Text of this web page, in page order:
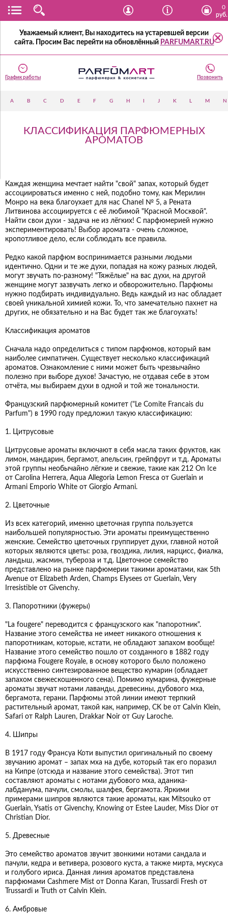
0
руб.
Уважаемый клиент, Вы находитесь на устаревшей версии
сайта. Просим Вас перейти на обновлённый PARFUMART.RU
График работы Позвонить
A B C D E F G H J K L M N
КЛАССИФИКАЦИЯ ПАРФЮМЕРНЫХ
АРОМАТОВ
Каждая женщина мечтает найти "свой" запах, который будет
ассоциироваться именно с ней, подобно тому, как Мерилин
Монро на века благоухает для нас Chanel № 5, а Рената
Литвинова ассоциируется с её любимой "Красной Москвой".
Найти свои духи - задача не из лёгких! С парфюмерией нужно
экспериментировать! Выбор аромата - очень сложное,
кропотливое дело, если соблюдать все правила.
Редко какой парфюм воспринимается разными людьми
идентично. Одни и те же духи, попадая на кожу разных людей,
могут звучать по-разному! "Тяжёлые" на вас духи, на другой
женщине могут зазвучать легко и обворожительно. Парфюмы
нужно подбирать индивидуально. Ведь каждый из нас обладает
своей уникальной химией кожи. То, что замечательно пахнет на
других, не обязательно и на Вас будет так же благоухать!
Классификация ароматов
Сначала надо определиться с типом парфюмов, который вам
наиболее симпатичен. Существует несколько классификаций
ароматов. Ознакомление с ними может быть чрезвычайно
полезно при выборе духов! Зачастую, не отдавая себе в этом
отчёта, мы выбираем духи в одной и той же тональности.
Французский парфюмерный комитет ("Le Comite Francais du
Parfum") в 1990 году предложил такую классификацию:
1. Цитрусовые
Цитрусовые ароматы включают в себя масла таких фруктов, как
лимон, мандарин, бергамот, апельсин, грейпфрут и т.д. Ароматы
этой группы необычайно лёгкие и свежие, такие как 212 On Ice
от Carolina Herrera, Aqua Allegoria Lemon Fresca от Guerlain и
Armani Emporio White от Giorgio Armani.
2. Цветочные
Из всех категорий, именно цветочная группа пользуется
наибольшей популярностью. Эти ароматы преимущественно
женские. Семейство цветочных группирует духи, главной нотой
которых являются цветы: роза, гвоздика, лилия, нарцисс, фиалка,
ландыш, жасмин, тубероза и т.д. Цветочное семейство
представлено на рынке парфюмерии такими ароматами, как 5th
Avenue от Elizabeth Arden, Champs Elysees от Guerlain, Very
Irresistible от Givenchy.
3. Папоротники (фужеры)
"La fougere" переводится с французского как "папоротник".
Название этого семейства не имеет никакого отношения к
папоротникам, которые, кстати, не обладают запахом вообще!
Название этого семейство пошло от созданного в 1882 году
парфюма Fougere Royale, в основу которого было положено
искусственно синтезированное вещество кумарин (обладает
запахом свежескошенного сена). Помимо кумарина, фужерные
ароматы звучат нотами лаванды, древесины, дубового мха,
бергамота, герани. Парфюмы этой линии имеют терпкий
растительный аромат, такой как, например, CK be от Calvin Klein,
Safari от Ralph Lauren, Drakkar Noir от Guy Laroche.
4. Шипры
В 1917 году Франсуа Коти выпустил оригинальный по своему
звучанию аромат – запах мха на дубе, который так его поразил
на Кипре (отсюда и название этого семейства). Этот тип
составляют ароматы с нотами дубового мха, аданика-
лабданума, пачули, смолы, шалфея, бергамота. Яркими
примерами шипров являются такие ароматы, как Mitsouko от
Guerlain, Ysatis от Givenchy, Knowing от Estee Lauder, Miss Dior от
Christian Dior.
5. Древесные
Это семейство ароматов звучит звонкими нотами сандала и
пачули, кедра и ветивера, розового куста, а также мирта, мускуса
и голубого ириса. Данная линия ароматов представлена
парфюмами Cashmere Mist от Donna Karan, Trussardi Fresh от
Trussardi и Truth от Calvin Klein.
6. Амбровые